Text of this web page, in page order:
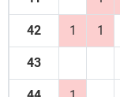
42 1 1
43